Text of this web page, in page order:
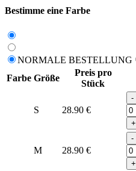
Bestimme eine Farbe
NORMALE BESTELLUNG
Farbe Größe
Preis pro
Stück
S 28.90 €
-
+
M 28.90 €
-
+